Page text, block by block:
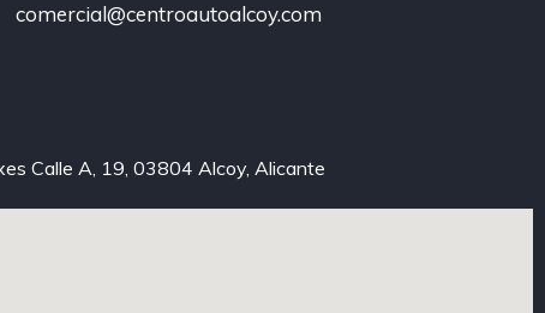
comercial@centroautoalcoy.com
Calle A, 19, 03804 Alcoy, Alicante